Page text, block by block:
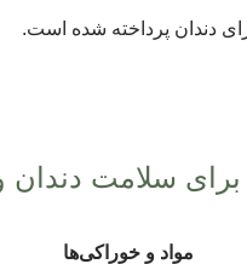
دندان پرداخته شده است.
سلامت دندان
مواد و خوراکی‌ها